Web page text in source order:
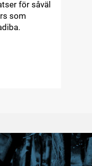
för såväl
som